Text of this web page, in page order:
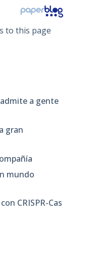
a gente
gran
mundo
CRISPR-Cas